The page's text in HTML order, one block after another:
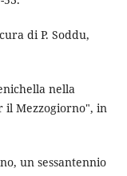
di P. Soddu,
nella
il Mezzogiorno", in
un sessantennio